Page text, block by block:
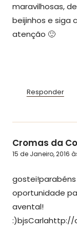
maravilhosas,
beijinhos e siga
atenção 🙂
Responder
Cromas da
15 de Janeiro, 2016
oportunidade
avental!
:)bjsCarlahttp://